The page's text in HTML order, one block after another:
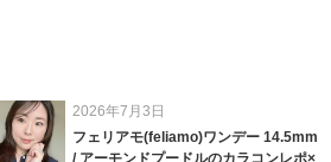
2026年7月3日
フェリアモ(feliamo)ワンデー 14.5mm